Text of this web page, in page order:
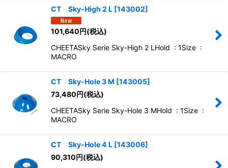
CT Sky-High 2 L [143002]
101,640円(税込)
CHEETASky Serie Sky-High 2 LHold : 1Size :
MACRO
CT Sky-Hole 3 M [143005]
73,480円(税込)
CHEETASky Serie Sky-Hole 3 MHold : 1Size :
MACRO
CT Sky-Hole 4 L [143006]
90,310円(税込)